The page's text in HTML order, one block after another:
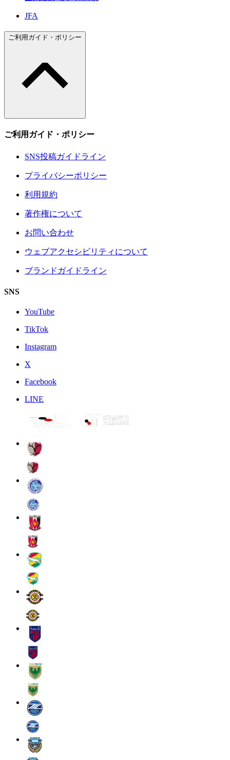
JFA
ご利用ガイド・ポリシー
ご利用ガイド・ポリシー
SNS投稿ガイドライン
プライバシーポリシー
利用規約
著作権について
お問い合わせ
ウェブアクセシビリティについて
ブランドガイドライン
SNS
YouTube
TikTok
Instagram
X
Facebook
LINE